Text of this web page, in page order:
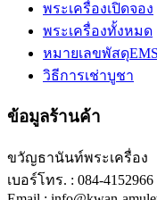
พระเครื่องเปิดจอง
พระเครื่องทั้งหมด
หมายเลขพัสดุEMS
วิธีการเช่าบูชา
ข้อมูลร้านค้า
ขวัญธานันท์พระเครื่อง
เบอร์โทร. : 084-